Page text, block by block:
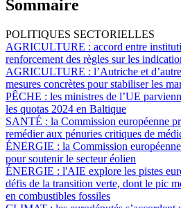
Sommaire
POLITIQUES SECTORIELLES
AGRICULTURE : accord entre
renforcement des règles sur les
AGRICULTURE : l’Autriche et
mesures concrètes pour stabiliser les
PÊCHE : les ministres de l’UE
les quotas 2024 en Baltique
SANTÉ : la Commission européenne
remédier aux pénuries critiques de
ÉNERGIE : la Commission
pour soutenir le secteur éolien
ÉNERGIE : l'AIE explore les pistes
défis de la transition verte, dont le pic
en combustibles fossiles